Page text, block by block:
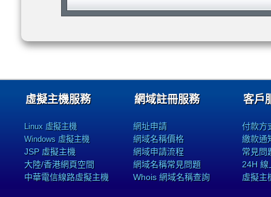
虛擬主機服務
Linux 虛擬主機
Windows 虛擬主機
JSP 虛擬主機
大陸/香港網頁空間
中華電信線路虛擬主機
網域註冊服務
網址申請
網域名稱價格
網域申請流程
網域名稱常見問題
Whois 網域名稱查詢
客戶
付款方
繳款通
常見問
24H 線
虛擬主